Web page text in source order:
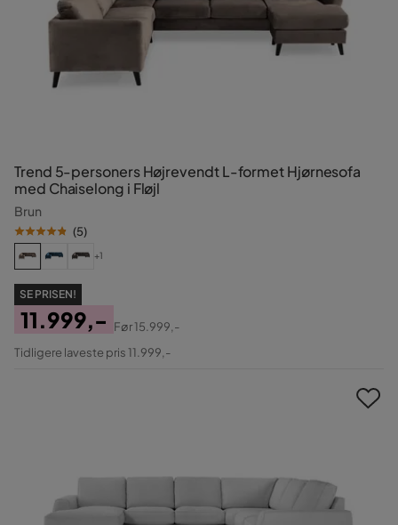
Trend 5-personers Højrevendt L-formet Hjørnesofa
med Chaiselong i Fløjl
Brun
(5)
+1
SE PRISEN!
Pris
11.999,-
Original
Før15.999,-
Tidligere laveste pris 11.999,-